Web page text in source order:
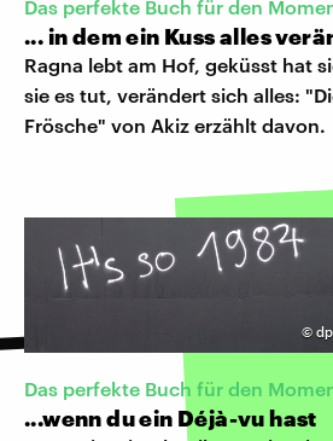
Das perfekte Buch für den
... in dem ein Kuss alles
Ragna lebt am Hof, geküsst hat
sie es tut, verändert sich alles:
Frösche" von Akiz erzählt davon.
©
Das perfekte Buch für den
...wenn du ein Déjà-vu hast